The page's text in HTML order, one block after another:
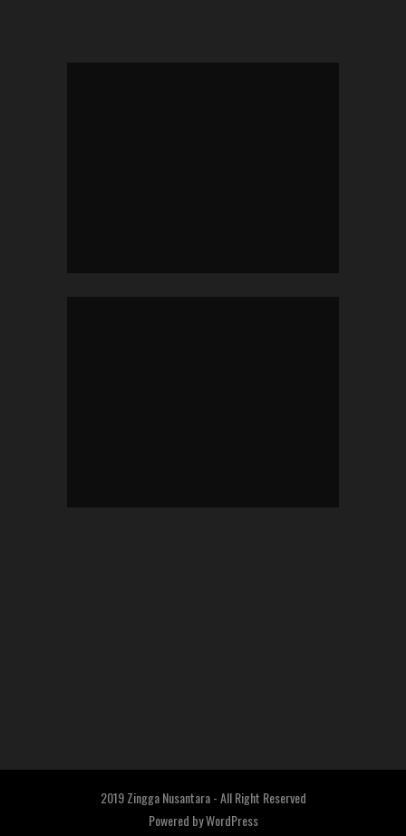
2019 Zingga Nusantara - All Right Reserved
Powered byWordPress